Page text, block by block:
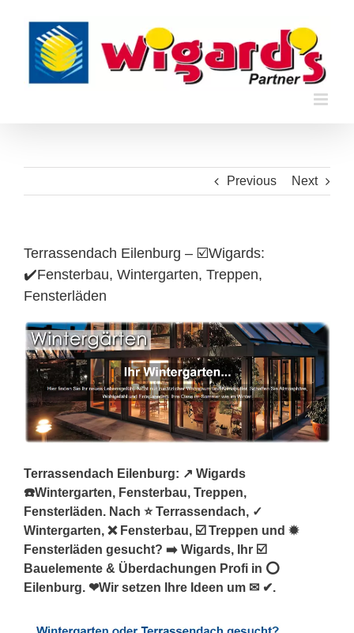
content
Previous Next
Terrassendach Eilenburg – ☑️Wigards:
✔️Fensterbau, Wintergarten, Treppen,
Fensterläden
Terrassendach Eilenburg: ↗️ Wigards
☎️Wintergarten, Fensterbau, Treppen,
Fensterläden. Nach ⭐ Terrassendach, ✓
Wintergarten, ❌ Fensterbau, ☑️ Treppen und ✹
Fensterläden gesucht? ➡️ Wigards, Ihr ☑️
Bauelemente & Überdachungen Profi in ⭕
Eilenburg. ❤Wir setzen Ihre Ideen um ✉ ✔.